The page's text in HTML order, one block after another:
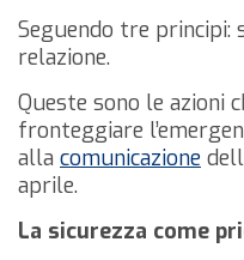
Seguendo tre principi:
relazione.
Queste sono le azioni
fronteggiare
alla comunicazione
aprile.
La sicurezza come